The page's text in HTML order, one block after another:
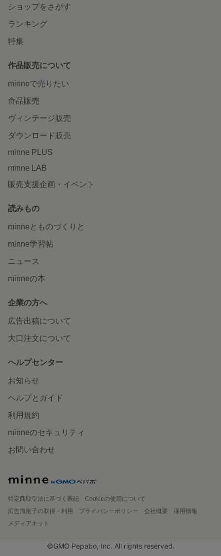
ショップをさがす
ランキング
特集
作品販売について
minneで売りたい
食品販売
ヴィンテージ販売
ダウンロード販売
minne PLUS
minne LAB
販売支援企画・イベント
読みもの
minneとものづくりと
minne学習帖
ニュース
minneの本
企業の方へ
広告出稿について
大口注文について
ヘルプセンター
お知らせ
ヘルプとガイド
利用規約
minneのセキュリティ
お問い合わせ
特定商取引法に基づく表記
Cookieの使用について
広告識別子の取得・利用
プライバシーポリシー 会社概要
採用情報
メディアキット
©GMO Pepabo, Inc. All rights reserved.